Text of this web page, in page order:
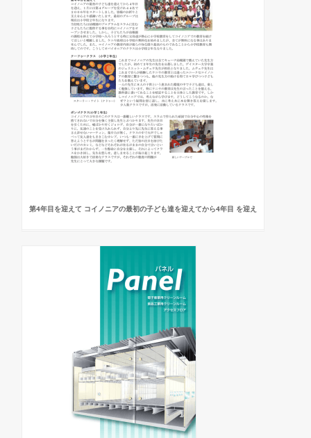
第4年目を迎えて コイノニアの最初の子ども達を迎えてから4年目 を迎え